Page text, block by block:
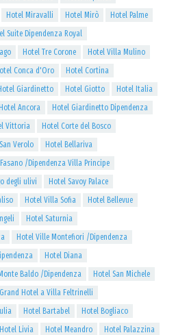
Hotel Miravalli Hotel Mirò
Hotel Palme
Suite Dipendenza Royal
Hotel Tre Corone
Hotel Villa Mulino
Conca d'Oro
Hotel Cortina
Giardinetto Hotel Giotto
Hotel Italia
Hotel Ancora
Hotel Giardinetto Dipendenza
Vittoria
Hotel Corte del Bosco
Verolo
Hotel Bellariva
/Dipendenza Villa Principe
degli ulivi
Hotel Savoy Palace
Hotel Villa Sofia
Hotel Bellevue
Hotel Saturnia
Hotel Ville Montefiori /Dipendenza
Hotel Diana
Baldo /Dipendenza
Hotel San Michele
Grand Hotel a Villa Feltrinelli
Hotel Bartabel
Hotel Bogliaco
Hotel Livia Hotel Meandro
Hotel Palazzina